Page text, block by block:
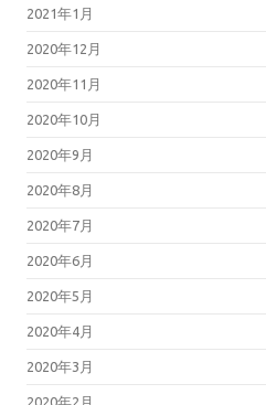
2021年1月
2020年12月
2020年11月
2020年10月
2020年9月
2020年8月
2020年7月
2020年6月
2020年5月
2020年4月
2020年3月
2020年2月